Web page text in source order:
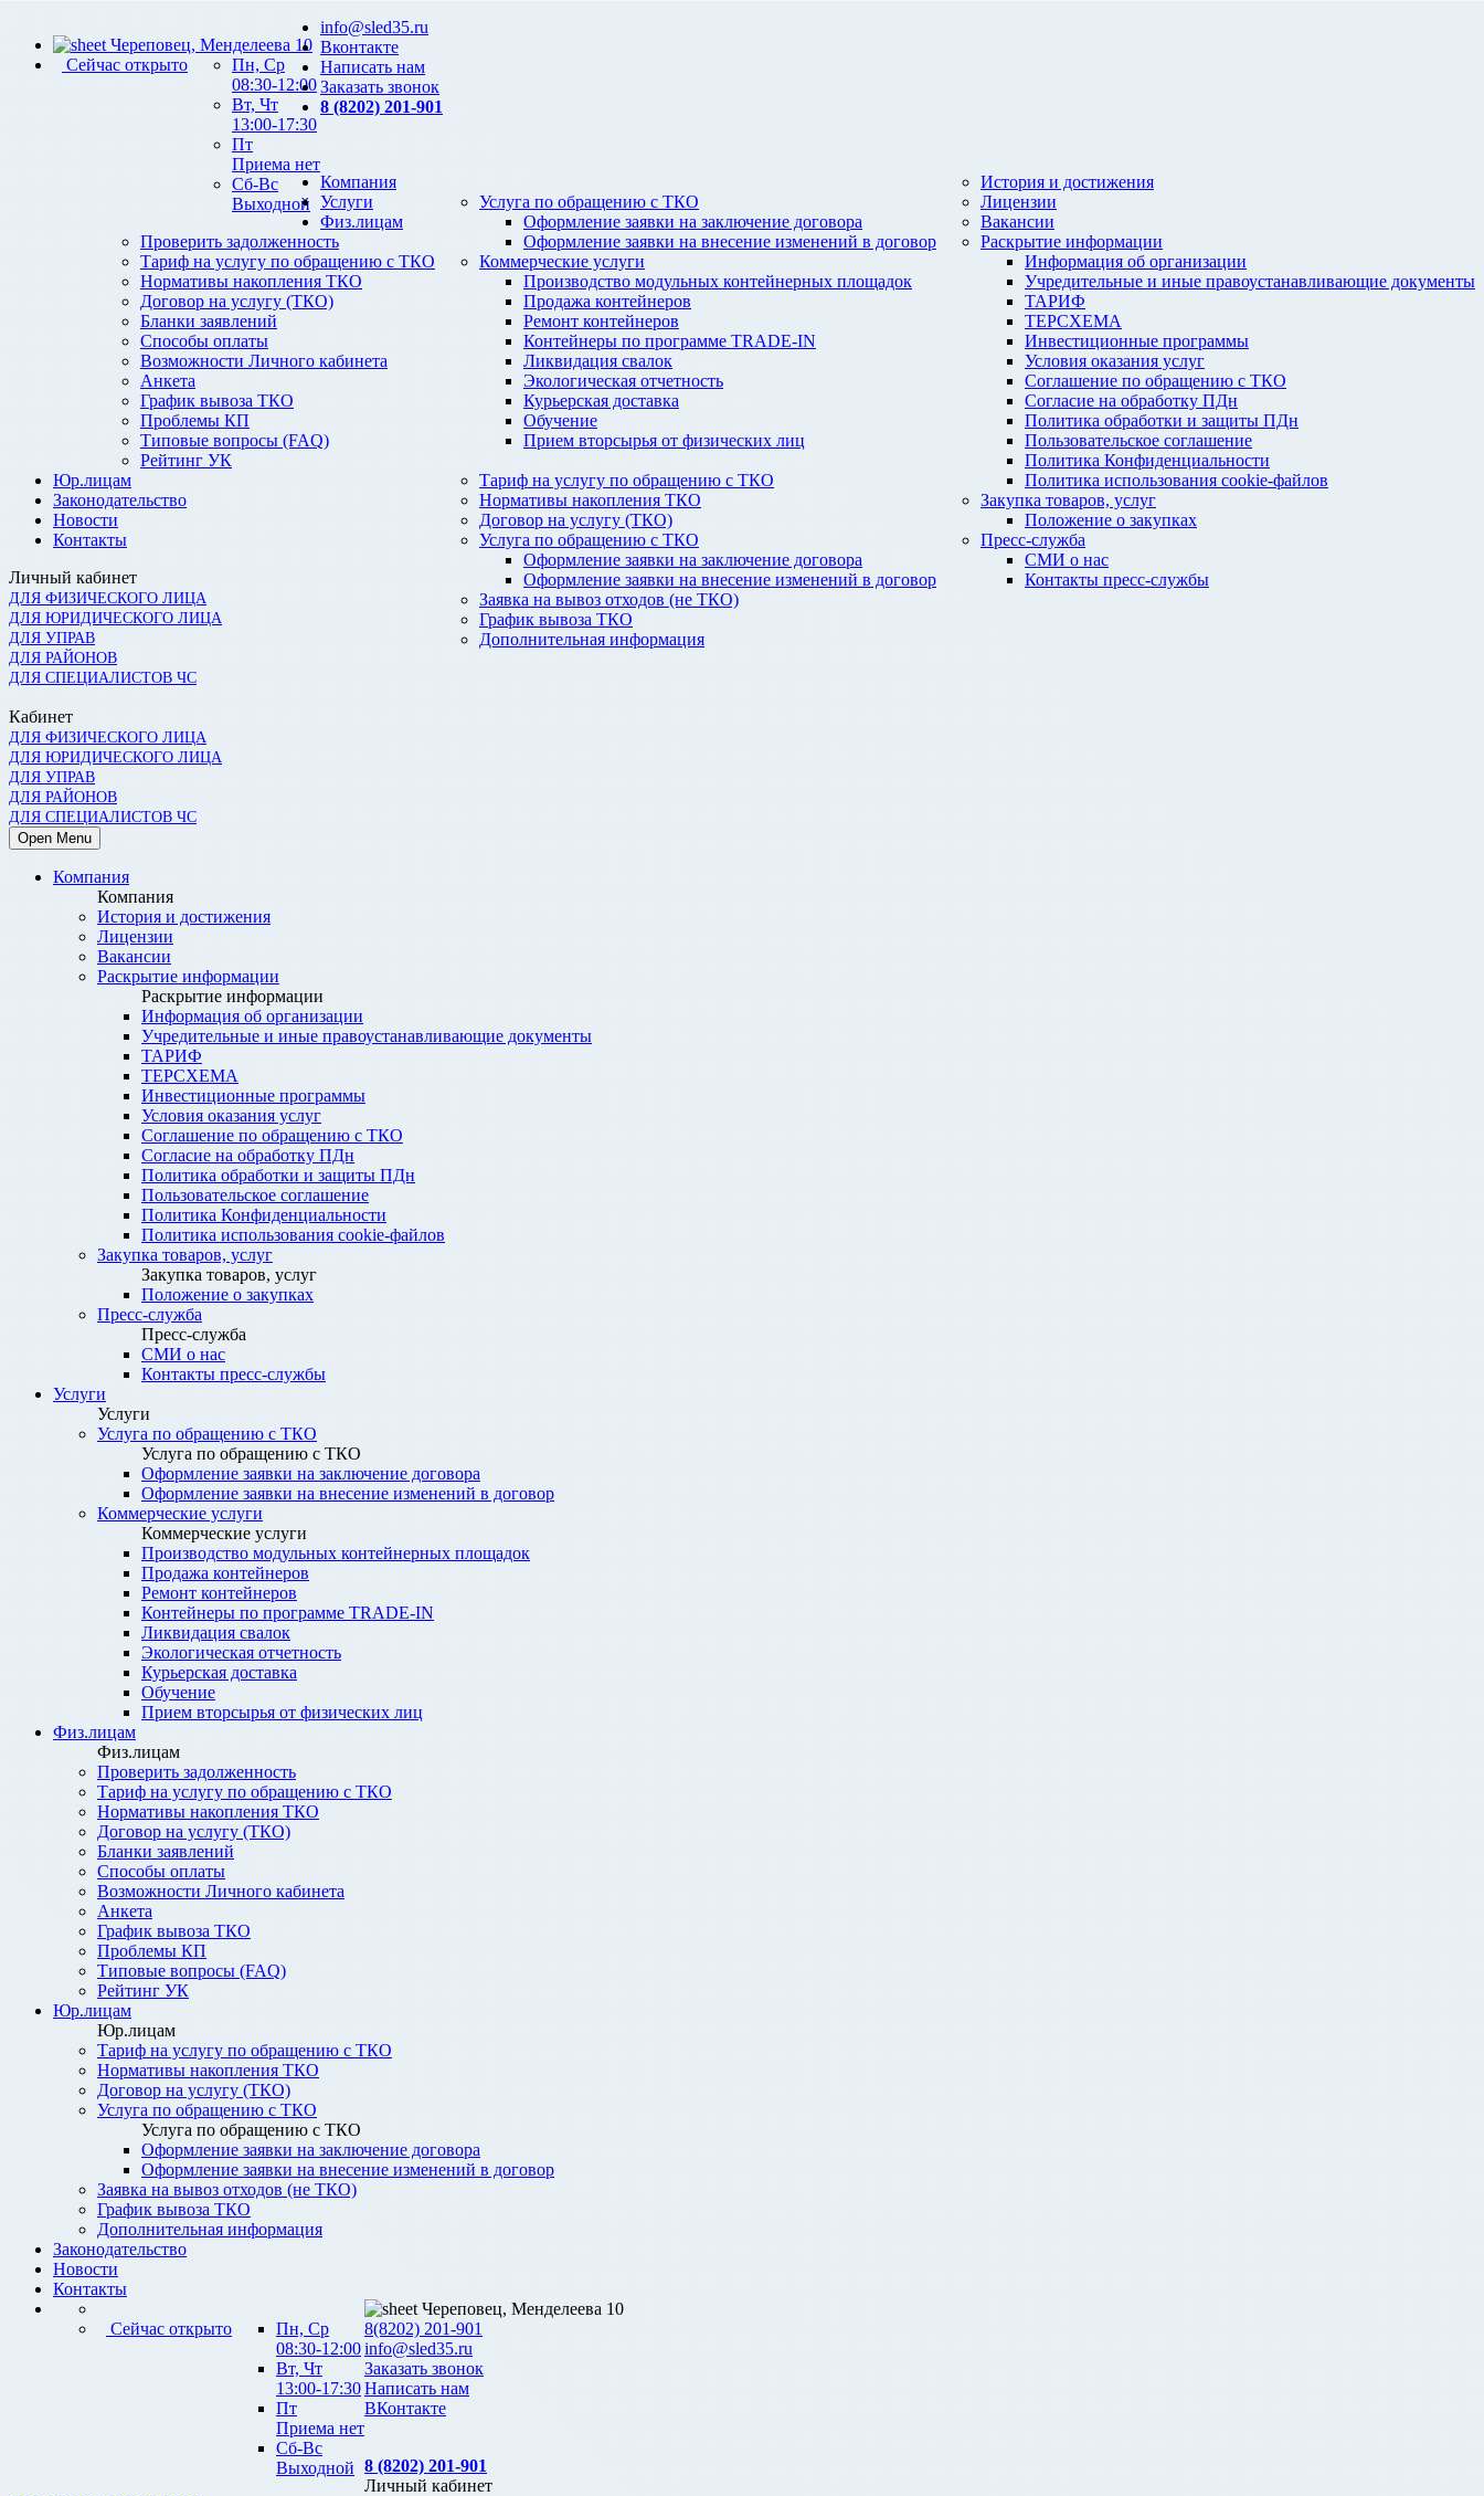
Череповец, Менделеева 10
Сейчас открыто
Пн, Ср
08:30-12:00
Вт, Чт
13:00-17:30
Пт
Приема нет
Сб-Вс
Выходной
info@sled35.ru
Вконтакте
Написать нам
Заказать звонок
8 (8202) 201-901
Компания
История и достижения
Лицензии
Вакансии
Раскрытие информации
Информация об организации
Учредительные и иные правоустанавливающие документы
ТАРИФ
ТЕРСХЕМА
Инвестиционные программы
Условия оказания услуг
Соглашение по обращению с ТКО
Согласие на обработку ПДн
Политика обработки и защиты ПДн
Пользовательское соглашение
Политика Конфиденциальности
Политика использования cookie-файлов
Закупка товаров, услуг
Положение о закупках
Пресс-служба
СМИ о нас
Контакты пресс-службы
Услуги
Услуга по обращению с ТКО
Оформление заявки на заключение договора
Оформление заявки на внесение изменений в договор
Коммерческие услуги
Производство модульных контейнерных площадок
Продажа контейнеров
Ремонт контейнеров
Контейнеры по программе TRADE-IN
Ликвидация свалок
Экологическая отчетность
Курьерская доставка
Обучение
Прием вторсырья от физических лиц
Физ.лицам
Проверить задолженность
Тариф на услугу по обращению с ТКО
Нормативы накопления ТКО
Договор на услугу (ТКО)
Бланки заявлений
Способы оплаты
Возможности Личного кабинета
Анкета
График вывоза ТКО
Проблемы КП
Типовые вопросы (FAQ)
Рейтинг УК
Юр.лицам
Тариф на услугу по обращению с ТКО
Нормативы накопления ТКО
Договор на услугу (ТКО)
Услуга по обращению с ТКО
Оформление заявки на заключение договора
Оформление заявки на внесение изменений в договор
Заявка на вывоз отходов (не ТКО)
График вывоза ТКО
Дополнительная информация
Законодательство
Новости
Контакты
Личный кабинет
ДЛЯ ФИЗИЧЕСКОГО ЛИЦА
ДЛЯ ЮРИДИЧЕСКОГО ЛИЦА
ДЛЯ УПРАВ
ДЛЯ РАЙОНОВ
ДЛЯ СПЕЦИАЛИСТОВ ЧС
Кабинет
ДЛЯ ФИЗИЧЕСКОГО ЛИЦА
ДЛЯ ЮРИДИЧЕСКОГО ЛИЦА
ДЛЯ УПРАВ
ДЛЯ РАЙОНОВ
ДЛЯ СПЕЦИАЛИСТОВ ЧС
Open Menu
Компания
Компания
История и достижения
Лицензии
Вакансии
Раскрытие информации
Раскрытие информации
Информация об организации
Учредительные и иные правоустанавливающие документы
ТАРИФ
ТЕРСХЕМА
Инвестиционные программы
Условия оказания услуг
Соглашение по обращению с ТКО
Согласие на обработку ПДн
Политика обработки и защиты ПДн
Пользовательское соглашение
Политика Конфиденциальности
Политика использования cookie-файлов
Закупка товаров, услуг
Закупка товаров, услуг
Положение о закупках
Пресс-служба
Пресс-служба
СМИ о нас
Контакты пресс-службы
Услуги
Услуги
Услуга по обращению с ТКО
Услуга по обращению с ТКО
Оформление заявки на заключение договора
Оформление заявки на внесение изменений в договор
Коммерческие услуги
Коммерческие услуги
Производство модульных контейнерных площадок
Продажа контейнеров
Ремонт контейнеров
Контейнеры по программе TRADE-IN
Ликвидация свалок
Экологическая отчетность
Курьерская доставка
Обучение
Прием вторсырья от физических лиц
Физ.лицам
Физ.лицам
Проверить задолженность
Тариф на услугу по обращению с ТКО
Нормативы накопления ТКО
Договор на услугу (ТКО)
Бланки заявлений
Способы оплаты
Возможности Личного кабинета
Анкета
График вывоза ТКО
Проблемы КП
Типовые вопросы (FAQ)
Рейтинг УК
Юр.лицам
Юр.лицам
Тариф на услугу по обращению с ТКО
Нормативы накопления ТКО
Договор на услугу (ТКО)
Услуга по обращению с ТКО
Услуга по обращению с ТКО
Оформление заявки на заключение договора
Оформление заявки на внесение изменений в договор
Заявка на вывоз отходов (не ТКО)
График вывоза ТКО
Дополнительная информация
Законодательство
Новости
Контакты
Сейчас открыто
Пн, Ср
08:30-12:00
Вт, Чт
13:00-17:30
Пт
Приема нет
Сб-Вс
Выходной
Череповец, Менделеева 10
8(8202) 201-901
info@sled35.ru
Заказать звонок
Написать нам
ВКонтакте
8 (8202) 201-901
Личный кабинет